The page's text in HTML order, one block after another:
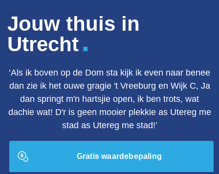
Jouw thuis in
Utrecht.
‘Als ik boven op de Dom sta kijk ik even naar benee
dan zie ik het ouwe gragie 't Vreeburg en Wijk C, Ja
dan springt m'n hartsjie open, ik ben trots, wat
dachie wat! D'r is geen mooier plekkie as Utereg me
stad as Utereg me stad!’
Gratis waardebepaling